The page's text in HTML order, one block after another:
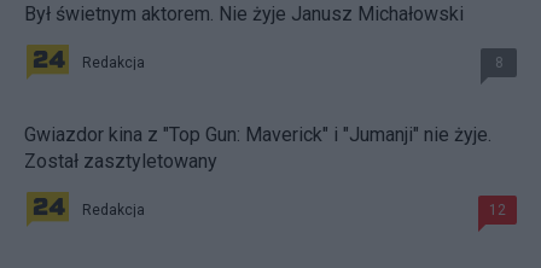
Był świetnym aktorem. Nie żyje Janusz Michałowski
Redakcja 8
Gwiazdor kina z "Top Gun: Maverick" i "Jumanji" nie żyje.
Został zasztyletowany
Redakcja 12